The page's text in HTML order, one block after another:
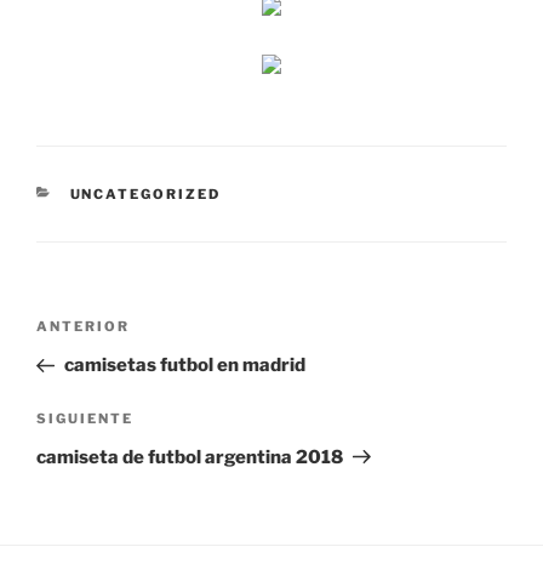
CATEGORÍAS
UNCATEGORIZED
Navegación
entradas
Entrada
anterior:
ANTERIOR
camisetas futbol en madrid
Siguiente
entrada
SIGUIENTE
camiseta de futbol argentina 2018